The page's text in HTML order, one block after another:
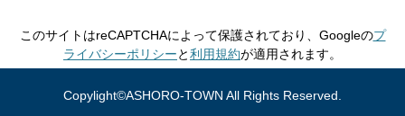
2016年01月
このサイトはreCAPTCHAによって保護されており、Googleのプ
ライバシーポリシーと利用規約が適用されます。
Copylight©ASHORO-TOWN All Rights Reserved.